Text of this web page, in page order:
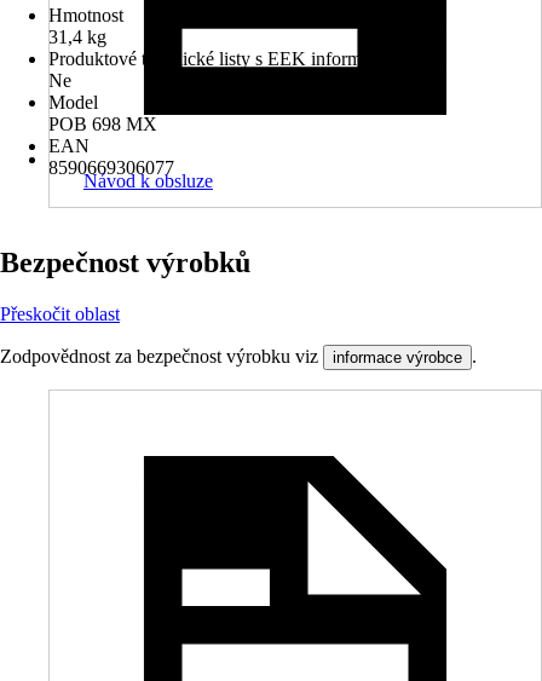
Hmotnost
31,4 kg
Produktové technické listy s EEK informacemi
Ne
Model
POB 698 MX
EAN
8590669306077
Návod k obsluze
Bezpečnost výrobků
Přeskočit oblast
Zodpovědnost za bezpečnost výrobku viz informace výrobce .